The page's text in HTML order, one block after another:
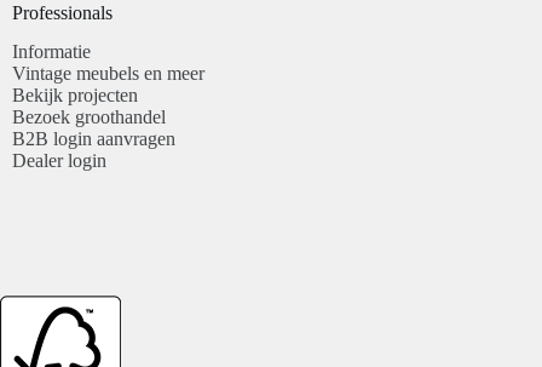
Professionals​
Informatie
Vintage meubels en meer
Bekijk projecten
Bezoek groothandel
B2B login aanvragen
Dealer login